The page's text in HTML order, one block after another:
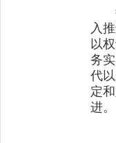
入
以
务
代
定
进。